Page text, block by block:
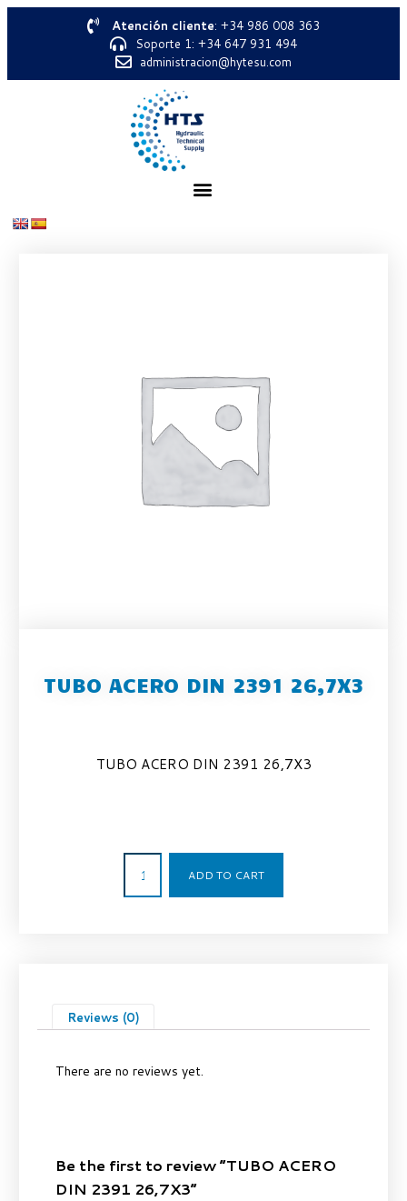
Atención cliente: +34 986 008 363
Soporte 1: +34 647 931 494
administracion@hytesu.com
TUBO ACERO DIN 2391 26,7X3
TUBO ACERO DIN 2391 26,7X3
ADD TO CART
Reviews (0)
There are no reviews yet.
Be the first to review “TUBO ACERO
DIN 2391 26,7X3”